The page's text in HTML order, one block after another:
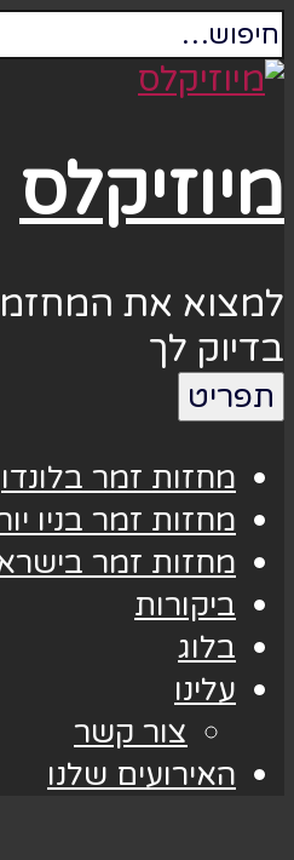
מיוזיקלס
למצוא את
בדיוק לך
תפריט
מחזות זמר
מחזות זמר בניו
מחזות זמר
ביקורות
בלוג
עלינו
צור קשר
האירועים שלנו